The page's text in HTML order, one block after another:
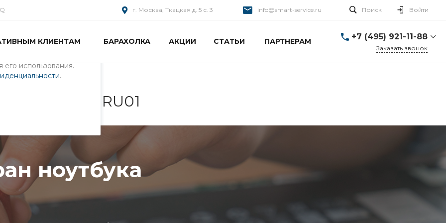
и
использования.
.
г. Москва, Ткацкая д. 5 с. 3 info@smart-service.ru Поиск Войти
КЛИЕНТАМ БАРАХОЛКА АКЦИИ СТАТЬИ ПАРТНЕРАМ
+7 (495) 921-11-88
Заказать звонок
0KN0-511RU01
ноутбука